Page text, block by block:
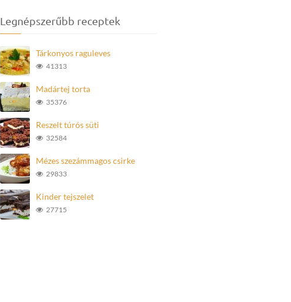
Legnépszerűbb receptek
Tárkonyos raguleves
41313
Madártej torta
35376
Reszelt túrós süti
32584
Mézes szezámmagos csirke
29833
Kinder tejszelet
27715